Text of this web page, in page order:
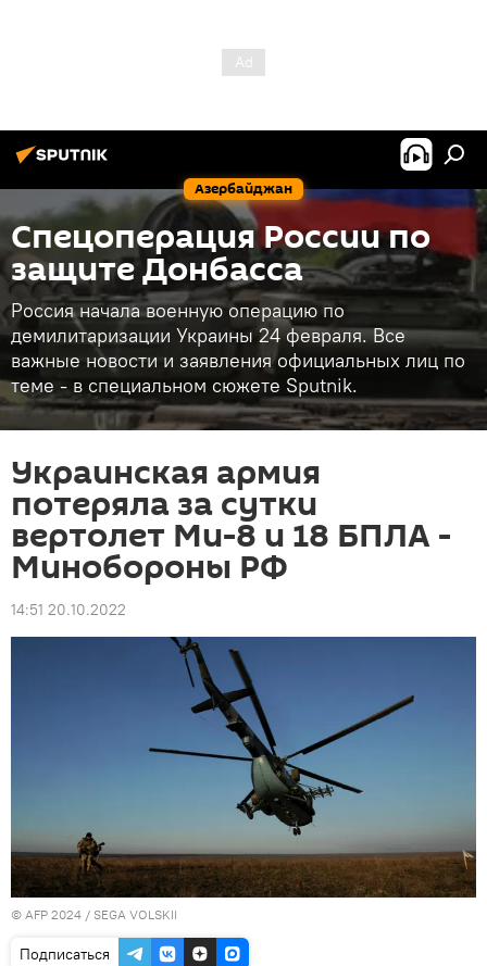
Азербайджан
Спецоперация России по
защите Донбасса
Россия начала военную операцию по
демилитаризации Украины 24 февраля. Все
важные новости и заявления официальных лиц по
теме - в специальном сюжете Sputnik.
Украинская армия
потеряла за сутки
вертолет Ми-8 и 18 БПЛА -
Минобороны РФ
14:51 20.10.2022
© AFP 2024 / SEGA VOLSKII
Подписаться